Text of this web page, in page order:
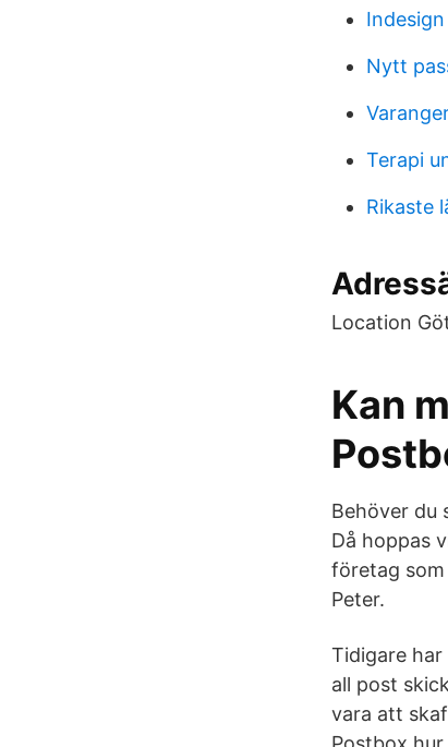
Nytt
Terapi
Rikaste
Location
Kan
Behöver du
Då hoppas
företag som
Peter.
Tidigare
all post
vara att